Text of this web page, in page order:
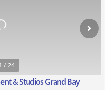
1 / 24
& Studios Grand Bay